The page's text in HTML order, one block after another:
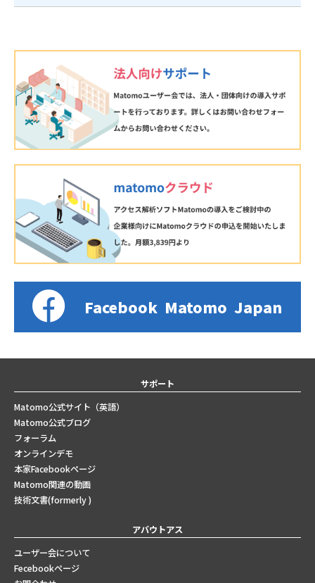
Facebook Matomo Japan
サポート
Matomo公式サイト（英語）
Matomo公式ブログ
フォーラム
オンラインデモ
本家Facebookページ
Matomo関連の動画
技術文書(formerly )
アバウトアス
ユーザー会について
Fecebookページ